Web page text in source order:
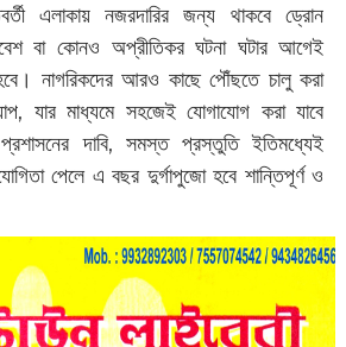
এলাকায় নজরদারির জন্য থাকবে ড্রোন
বা কোনও অপ্রীতিকর ঘটনা ঘটার আগেই
নাগরিকদের আরও কাছে পৌঁছতে চালু করা
যার মাধ্যমে সহজেই যোগাযোগ করা যাবে
দাবি, সমস্ত প্রস্তুতি ইতিমধ্যেই
পেলে এ বছর দুর্গাপুজো হবে শান্তিপূর্ণ ও